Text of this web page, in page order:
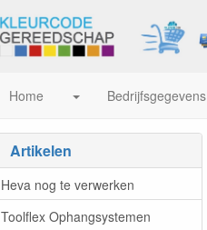
Home Bedrijfsgegevens
Artikelen
Heva nog te verwerken
Toolflex Ophangsystemen